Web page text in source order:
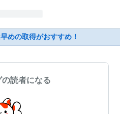
めの取得がおすすめ！
読者になる